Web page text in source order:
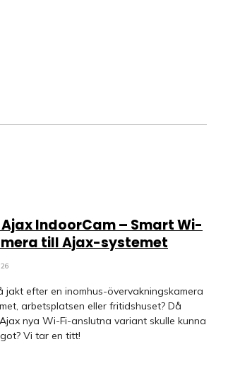
IndoorCam – Smart Wi-
till Ajax-systemet
jakt efter en inomhus-övervakningskamera
arbetsplatsen eller fritidshuset? Då
nya Wi-Fi-anslutna variant skulle kunna
Vi tar en titt!